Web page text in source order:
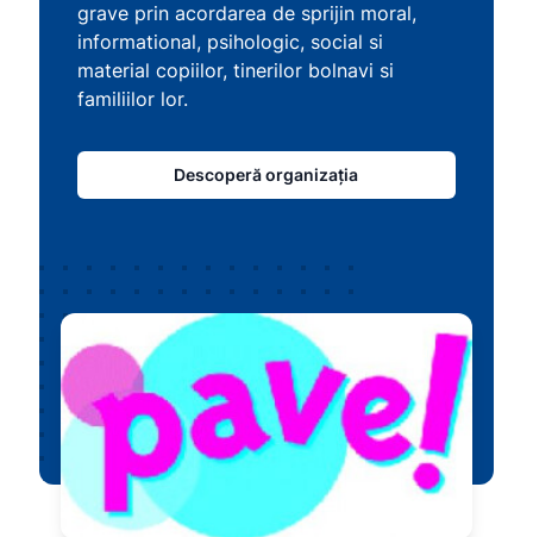
grave prin acordarea de sprijin moral,
informational, psihologic, social si
material copiilor, tinerilor bolnavi si
familiilor lor.
Descoperă organizația